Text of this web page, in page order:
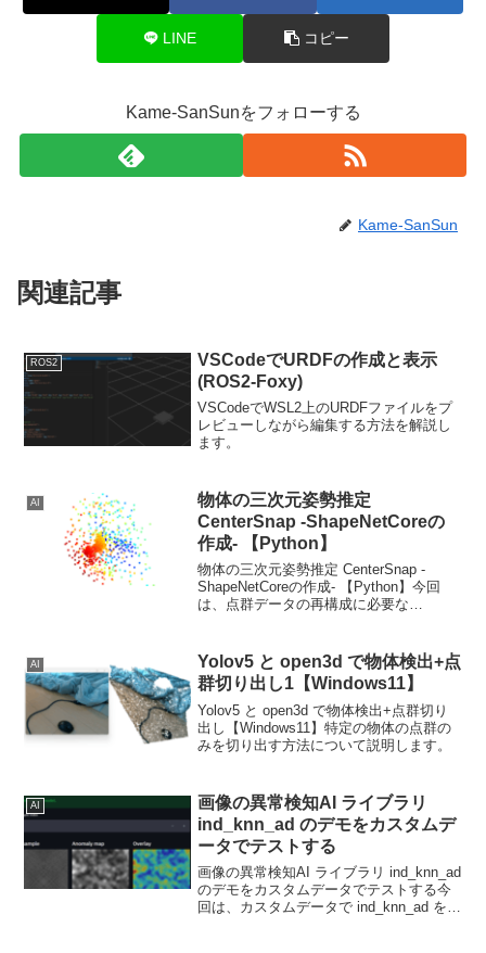
LINE コピー
Kame-SanSunをフォローする
Kame-SanSun
関連記事
ROS2
VSCodeでURDFの作成と表示
(ROS2-Foxy)
VSCodeでWSL2上のURDFファイルをプ
レビューしながら編集する方法を解説し
ます。
AI
物体の三次元姿勢推定
CenterSnap -ShapeNetCoreの
作成- 【Python】
物体の三次元姿勢推定 CenterSnap -
ShapeNetCoreの作成- 【Python】今回
は、点群データの再構成に必要な
AI
Yolov5 と open3d で物体検出+点
群切り出し1【Windows11】
Yolov5 と open3d で物体検出+点群切り
出し【Windows11】特定の物体の点群の
みを切り出す方法について説明します。
AI
画像の異常検知AI ライブラリ
ind_knn_ad のデモをカスタムデ
ータでテストする
画像の異常検知AI ライブラリ ind_knn_ad
のデモをカスタムデータでテストする今
回は、カスタムデータで ind_knn_ad を使